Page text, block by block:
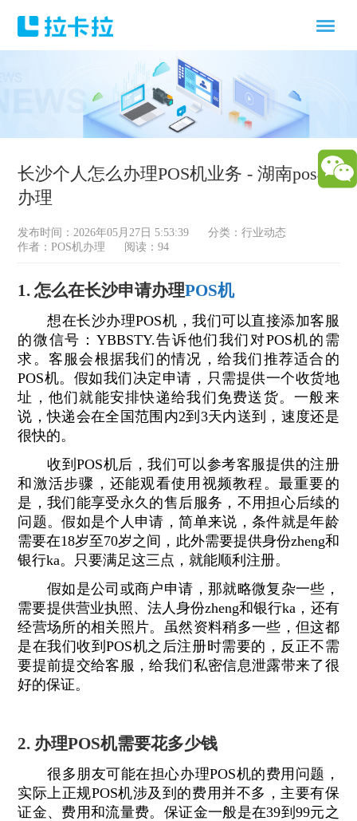
长沙个人怎么办理POS机业务 - 湖南pos机
办理
发布时间：2026年05月27日 5:53:39 分类：行业动态
作者：POS机办理
阅读：94
1. 怎么在长沙申请办理POS机
想在长沙办理POS机，我们可以直接添加客服
的微信号：YBBSTY.告诉他们我们对POS机的需
求。客服会根据我们的情况，给我们推荐适合的
POS机。假如我们决定申请，只需提供一个收货地
址，他们就能安排快递给我们免费送货。一般来
说，快递会在全国范围内2到3天内送到，速度还是
很快的。
收到POS机后，我们可以参考客服提供的注册
和激活步骤，还能观看使用视频教程。最重要的
是，我们能享受永久的售后服务，不用担心后续的
问题。假如是个人申请，简单来说，条件就是年龄
需要在18岁至70岁之间，此外需要提供身份zheng和
银行ka。只要满足这三点，就能顺利注册。
假如是公司或商户申请，那就略微复杂一些，
需要提供营业执照、法人身份zheng和银行ka，还有
经营场所的相关照片。虽然资料稍多一些，但这都
是在我们收到POS机之后注册时需要的，反正不需
要提前提交给客服，给我们私密信息泄露带来了很
好的保证。
2. 办理POS机需要花多少钱
很多朋友可能在担心办理POS机的费用问题，
实际上正规POS机涉及到的费用并不多，主要有保
证金、费用和流量费。保证金一般是在39到99元之